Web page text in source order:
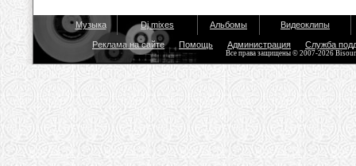
Музыка Dj mixes Альбомы Видеоклипы
Реклама на сайте Помощь Администрация Служба
Все права защищены © 2007-2026